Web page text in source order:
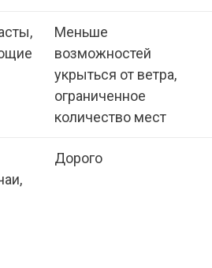
Меньше
возможностей
укрыться от ветра,
ограниченное
количество мест
Дорого